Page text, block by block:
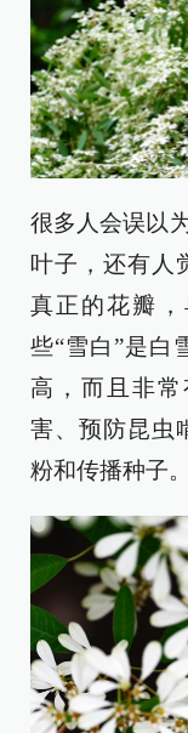
很多人会误以
叶子，还有人
真正的花瓣
些“雪白”是白
高，而且非
害、预防昆虫
粉和传播种子。